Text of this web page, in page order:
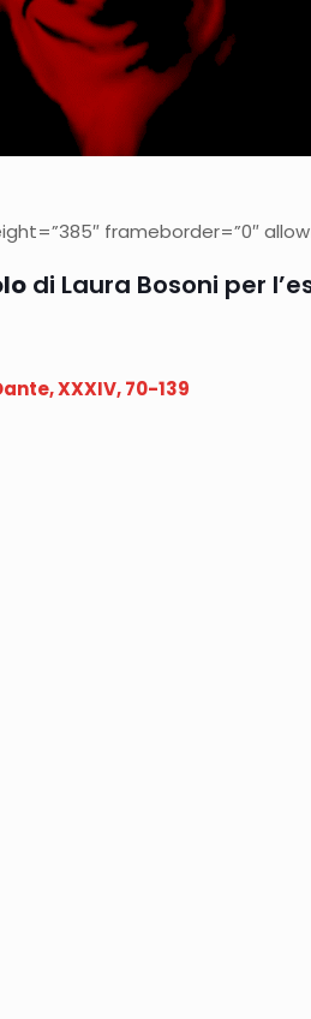
frameborder=”0″
di Laura Bosoni per
XXXIV, 70-139